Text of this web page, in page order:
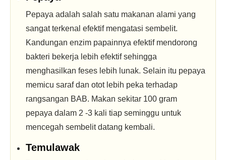
Pepaya adalah salah satu makanan alami yang
sangat terkenal efektif mengatasi sembelit.
Kandungan enzim papainnya efektif mendorong
bakteri bekerja lebih efektif sehingga
menghasilkan feses lebih lunak. Selain itu pepaya
memicu saraf dan otot lebih peka terhadap
rangsangan BAB. Makan sekitar 100 gram
pepaya dalam 2 -3 kali tiap seminggu untuk
mencegah sembelit datang kembali.
Temulawak